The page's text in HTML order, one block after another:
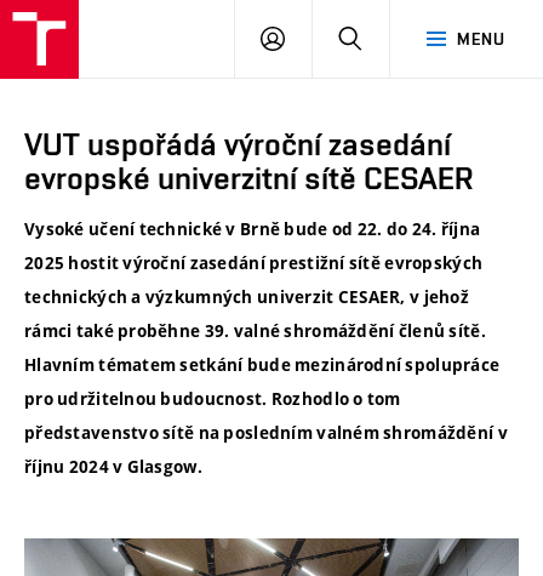
MENU
PŘIHLÁSIT
VUT uspořádá výroční zasedání
evropské univerzitní sítě CESAER
Vysoké učení technické v Brně bude od 22. do 24. října
2025 hostit výroční zasedání prestižní sítě evropských
technických a výzkumných univerzit CESAER, v jehož
rámci také proběhne 39. valné shromáždění členů sítě.
Hlavním tématem setkání bude mezinárodní spolupráce
pro udržitelnou budoucnost. Rozhodlo o tom
představenstvo sítě na posledním valném shromáždění v
říjnu 2024 v Glasgow.